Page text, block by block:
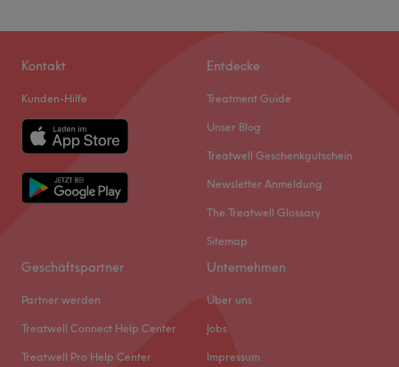
Kontakt
Kunden-Hilfe
Entdecke
Treatment Guide
Unser Blog
Treatwell Geschenkgutschein
Newsletter Anmeldung
The Treatwell Glossary
Sitemap
Geschäftspartner
Partner werden
Treatwell Connect Help Center
Treatwell Pro Help Center
Unternehmen
Über uns
Jobs
Impressum